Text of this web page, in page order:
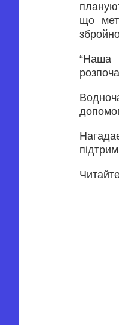
що
“Наша